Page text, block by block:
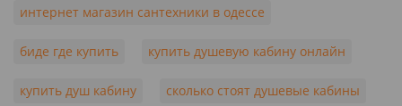
интернет магазин сантехники в одессе
биде где купить купить душевую кабину онлайн
купить душ кабину сколько стоят душевые кабины